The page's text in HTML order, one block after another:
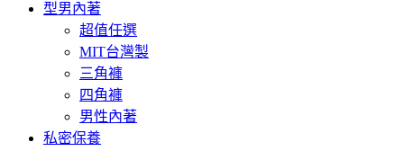
型男內著
超值任選
MIT台灣製
三角褲
四角褲
男性內著
私密保養